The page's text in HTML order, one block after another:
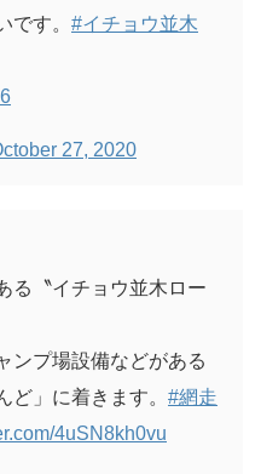
です。 #イチョウ並木
27, 2020
る〝イチョウ並木ロー
ンプ場設備などがある
ど」に着きます。 #網走
4uSN8kh0vu